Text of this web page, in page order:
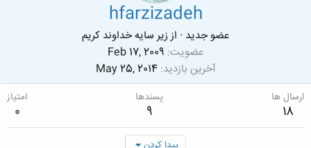
hfarzizadeh
عضو جدید · از زیر سایه خداوند کریم
عضویت Feb 17, 2009
آخرین بازدید May 25, 2014
ارسال ها
18
پسندها
9
امتیاز
0